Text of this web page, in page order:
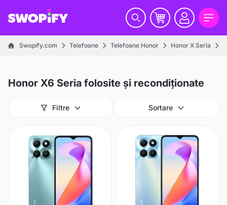
Swopify.com Telefoane Telefoane Honor Honor X Seria
Honor X6 Seria folosite și recondiționate
Filtre Sortare